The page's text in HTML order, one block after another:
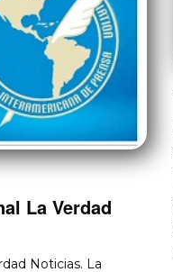
La Verdad
Noticias. La